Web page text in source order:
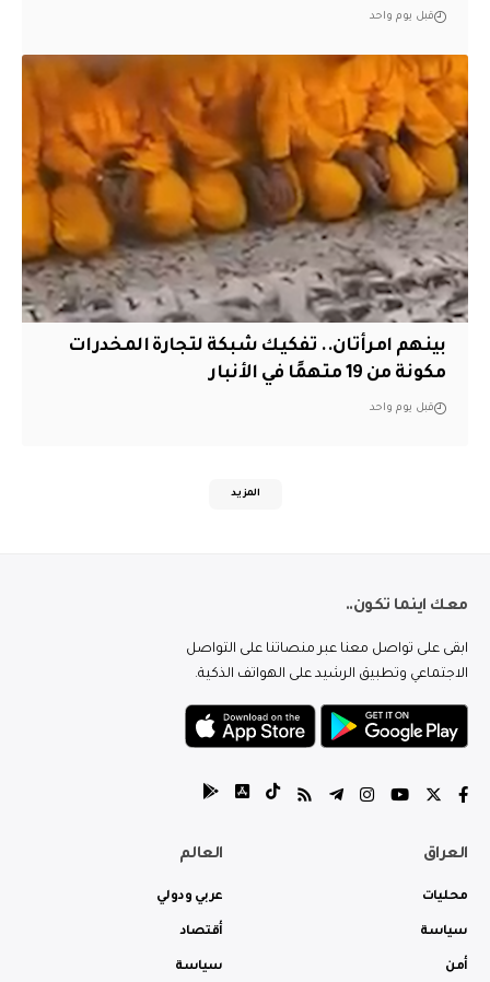
قبل يوم واحد
بينهم امرأتان.. تفكيك شبكة لتجارة المخدرات
مكونة من 19 متهمًا في الأنبار
قبل يوم واحد
المزيد
معك اينما تكون..
ابقى على تواصل معنا عبر منصاتنا على التواصل
الاجتماعي وتطبيق الرشيد على الهواتف الذكية.
العراق
محليات
سياسة
أمن
العالم
عربي ودولي
أقتصاد
سياسة